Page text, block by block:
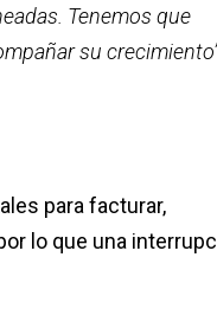
Tenemos que
su
para facturar,
lo que una